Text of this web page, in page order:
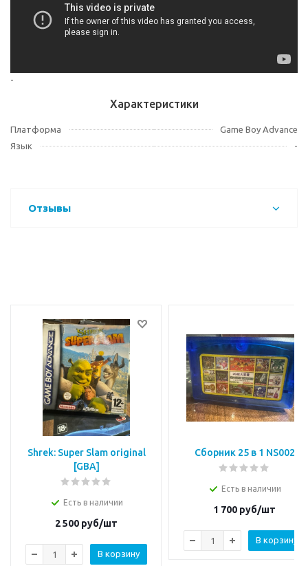
-
Характеристики
Платформа
Game Boy Advance
Язык
-
Отзывы
Shrek: Super Slam original
[GBA]
Есть в наличии
2 500 руб/шт
В корзину
Сборник 25 в 1 NS002
Есть в наличии
1 700 руб/шт
В корзину